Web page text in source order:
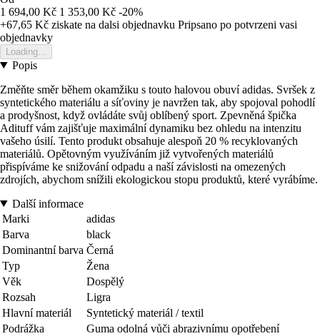
1 694,00 Kč 1 353,00 Kč -20%
+67,65 Kč ziskate na dalsi objednavku Pripsano po potvrzeni vasi
objednavky
Loading...
Popis
Změňte směr během okamžiku s touto halovou obuví adidas. Svršek z
syntetického materiálu a síťoviny je navržen tak, aby spojoval pohodlí
a prodyšnost, když ovládáte svůj oblíbený sport. Zpevněná špička
Adituff vám zajišťuje maximální dynamiku bez ohledu na intenzitu
vašeho úsilí. Tento produkt obsahuje alespoň 20 % recyklovaných
materiálů. Opětovným využíváním již vytvořených materiálů
přispíváme ke snižování odpadu a naší závislosti na omezených
zdrojích, abychom snížili ekologickou stopu produktů, které vyrábíme.
Další informace
Marki
adidas
Barva
black
Dominantní barva Černá
Typ
Žena
Věk
Dospělý
Rozsah
Ligra
Hlavní materiál
Syntetický materiál / textil
Podrážka
Guma odolná vůči abrazivnímu opotřebení